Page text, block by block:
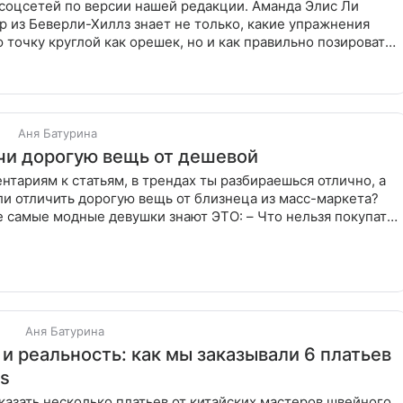
по версии нашей редакции. Аманда Элис Ли
из Беверли-Хиллз знает не только, какие упражнения
круглой как орешек, но и как правильно позировать
Аня Батурина
дорогую вещь от дешевой
к статьям, в трендах ты разбираешься отлично, а
отличить дорогую вещь от близнеца из масс-маркета?
модные девушки знают ЭТО: – Что нельзя покупать
Аня Батурина
реальность: как мы заказывали 6 платьев